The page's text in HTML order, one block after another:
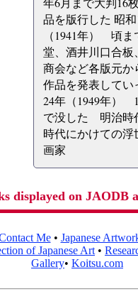
品を版行した 昭
（1941年） 頃ま
堂、酒井川口合板
商会など各版元か
作品を発表してい
24年（1949年）
で没した 明治時
時代にかけての浮
画家
displayed on JAODB
Me• Japanese
of Japanese Art •
Gallery• Koitsu.com